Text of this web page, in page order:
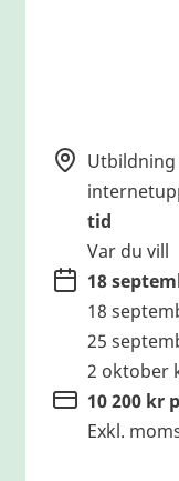
Utbildning
tid
Var du vill
18
18
25
2 oktober
10 200 kr
Exkl.